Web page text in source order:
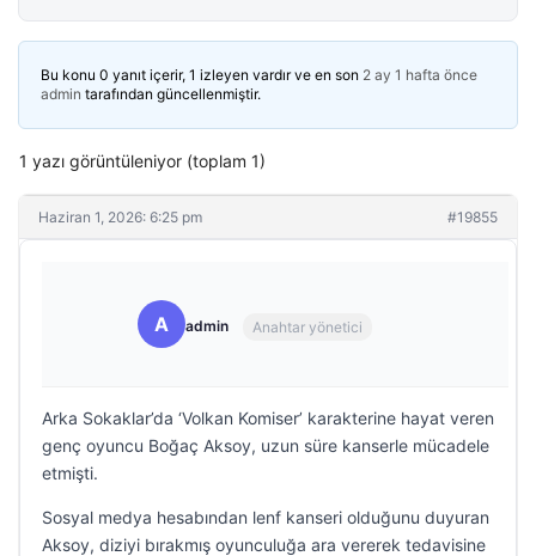
Bu konu 0 yanıt içerir, 1 izleyen vardır ve en son 2 ay 1 hafta önce
admin tarafından güncellenmiştir.
1 yazı görüntüleniyor (toplam 1)
Haziran 1, 2026: 6:25 pm #19855
A admin Anahtar yönetici
Arka Sokaklar’da ‘Volkan Komiser’ karakterine hayat veren
genç oyuncu Boğaç Aksoy, uzun süre kanserle mücadele
etmişti.
Sosyal medya hesabından lenf kanseri olduğunu duyuran
Aksoy, diziyi bırakmış oyunculuğa ara vererek tedavisine